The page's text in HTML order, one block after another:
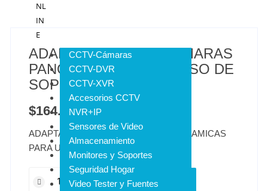
NL
IN
E
CCTV-Cámaras
CCTV-DVR
CCTV-XVR
Accesorios CCTV
NVR+IP
Sensores de Video
Almacenamiento
Monitores y Soportes
Seguridad Hogar
Video Tester y Fuentes
ADAPTADOR PARA CAMARAS
PANORAMICAS PARA USO DE
SOPORTES DE PARED
$164.336 IVA INCLUIDO
ADAPTADOR PARA CAMARAS PANORAMICAS
PARA USO DE SOPORTES DE PARED
AÑADIR AL CARRITO